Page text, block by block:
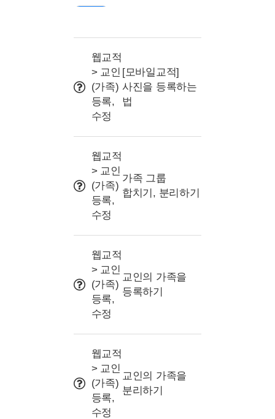
출석 관리(QR/바코드)
조직(교구or부서) 설정
문자 관련
프로그램 및 명칭 설정
사용자권한(교사/리더)
사용 Tip
웹교적
> 교인
(가족)
등록,
수정
[모바일교적]
사진을 등록하는
법
웹교적
> 교인
(가족)
등록,
수정
가족 그룹
합치기, 분리하기
웹교적
> 교인
(가족)
등록,
수정
교인의 가족을
등록하기
웹교적
> 교인
(가족)
등록,
수정
교인의 가족을
분리하기